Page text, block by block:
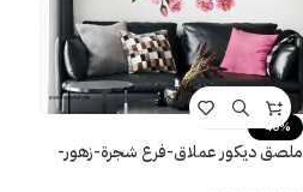
-40%
ملصق ديكور عملاق-فرع شجرة-زهور-